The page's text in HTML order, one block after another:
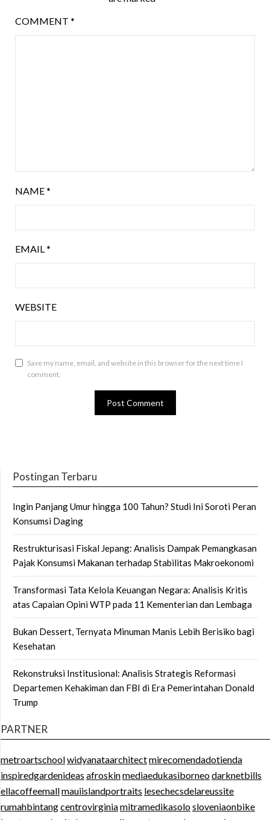
COMMENT *
NAME*
EMAIL *
WEBSITE
Save my name, email, and website in this browser for the next time I
comment.
Postingan Terbaru
Ingin Panjang Umur hingga 100 Tahun? Studi Ini Soroti Peran
Konsumsi Daging
Restrukturisasi Fiskal Jepang: Analisis Dampak Pemangkasan
Pajak Konsumsi Makanan terhadap Stabilitas Makroekonomi
Transformasi Tata Kelola Keuangan Negara: Analisis Kritis
atas Capaian Opini WTP pada 11 Kementerian dan Lembaga
Bukan Dessert, Ternyata Minuman Manis Lebih Berisiko bagi
Kesehatan
Rekonstruksi Institusional: Analisis Strategis Reformasi
Departemen Kehakiman dan FBI di Era Pemerintahan Donald
Trump
PARTNER
metroartschoolwidyanataarchitectmirecomendadotienda
inspiredgardenideas afroskinmediaedukasiborneodarknetbills
ellacoffeemallmauiislandportraits lesechecsdelareussite
rumahbintangcentrovirginiamitramedikasolosloveniaonbike